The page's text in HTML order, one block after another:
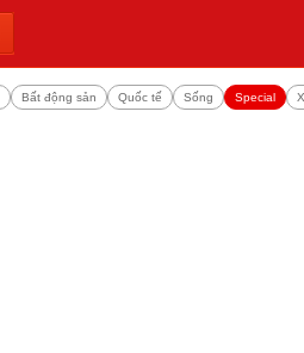
Bất động sản Quốc tế Sống Special